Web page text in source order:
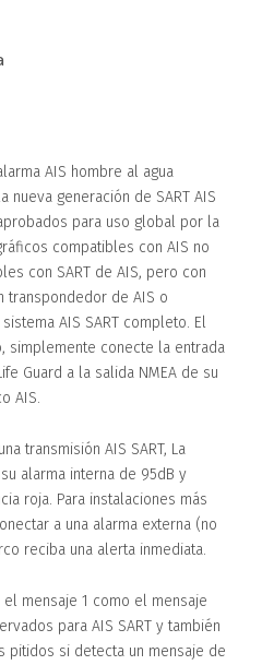
AIS hombre al agua
nueva generación de SART AIS
para uso global por la
compatibles con AIS no
con SART de AIS, pero con
transpondedor de AIS o
AIS SART completo. El
simplemente conecte la entrada
Guard a la salida NMEA de su
AIS.
transmisión AIS SART, La
alarma interna de 95dB y
roja. Para instalaciones más
a una alarma externa (no
reciba una alerta inmediata.
mensaje 1 como el mensaje
para AIS SART y también
pitidos si detecta un mensaje de